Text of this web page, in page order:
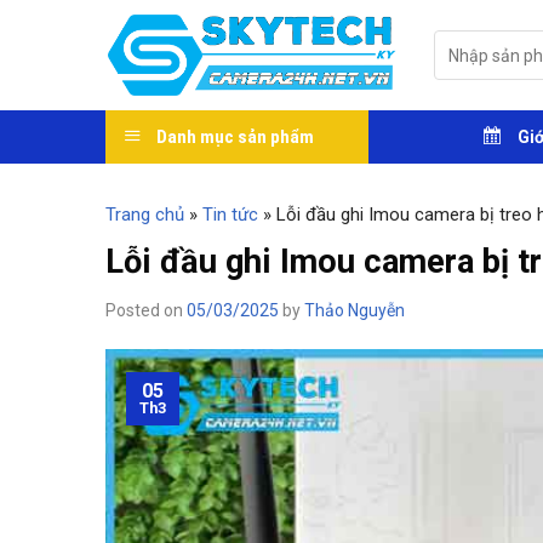
kiếm:
Danh mục sản phẩm
Trang chủ » Tin tức » Lỗi đầu ghi Imou camera bị treo
Lỗi đầu ghi Imou camera bị
Posted on 05/03/2025 byThảo Nguyễn
05
Th3